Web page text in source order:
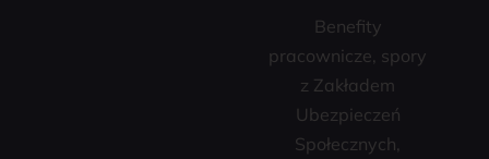
Benefity
pracownicze, spory
z Zakładem
Ubezpieczeń
Społecznych,